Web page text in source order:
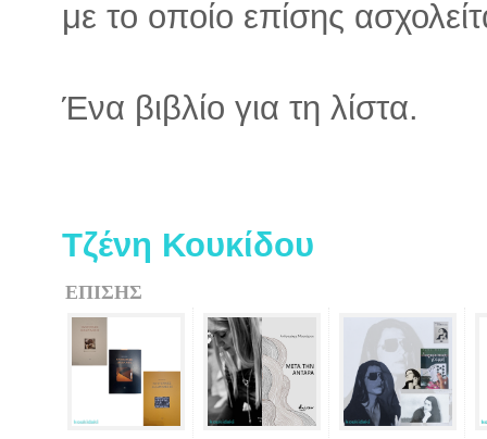
με το οποίο επίσης
Ένα βιβλίο για τη λίστα.
Τζένη Κουκίδου
ΕΠΙΣΗΣ